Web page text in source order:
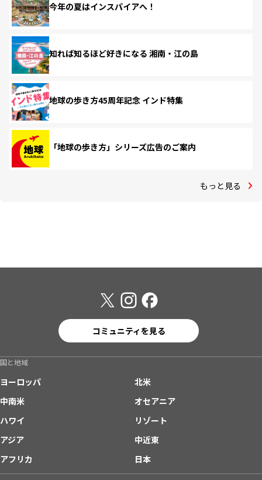
今年の夏はインスパイアへ！
知れば知るほど好きになる 湘南・江の島
地球の歩き方45周年記念 インド特集
「地球の歩き方」シリーズ広告のご案内
もっと見る
コミュニティを見る
国と地域
ヨーロッパ
北米
中南米
オセアニア
ハワイ
リゾート
アジア
中近東
アフリカ
日本